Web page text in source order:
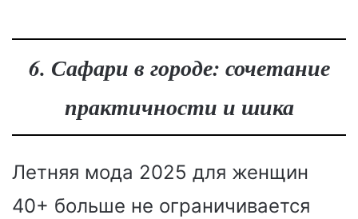
6. Сафари в городе: сочетание
практичности и шика
Летняя мода 2025 для женщин
40+ больше не ограничивается